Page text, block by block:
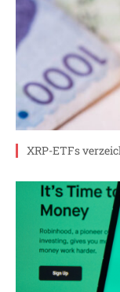
XRP-ETFs